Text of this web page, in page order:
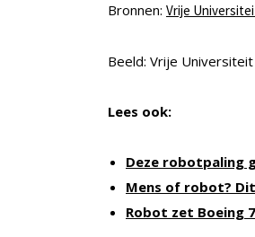
Bronnen: Vrije
Beeld: Vrije
Lees ook:
Deze robotpaling
Mens of robot?
Robot zet Boeing